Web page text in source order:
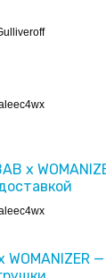
x
WOMANIZER